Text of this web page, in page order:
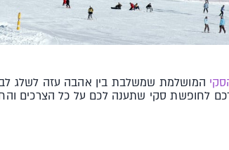
המושלמת שמשלבת בין אהבה עזה לשלג
לחופשת סקי שתענה לכם על כל הצרכים